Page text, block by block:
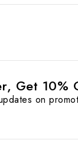
Get 10%
on